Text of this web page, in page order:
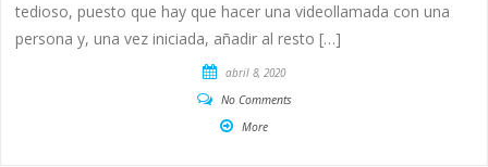
tedioso, puesto que hay que hacer una videollamada con una
persona y, una vez iniciada, añadir al resto […]
abril 8, 2020
No Comments
More